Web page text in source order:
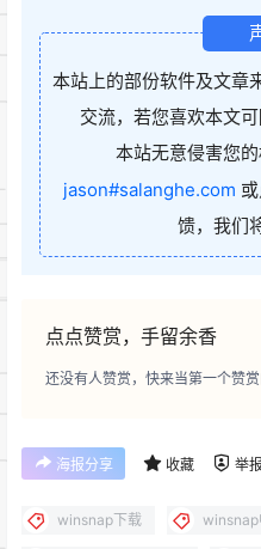
本站上的部份软件及文章
交流，若您喜欢本文可
本站无意侵害您
jason#salanghe.com
馈，我们
点点赞赏，手留余香
还没有人赞赏，快来当第一个赞赏
海报分享 收藏 举报
winsnap下载 winsnap